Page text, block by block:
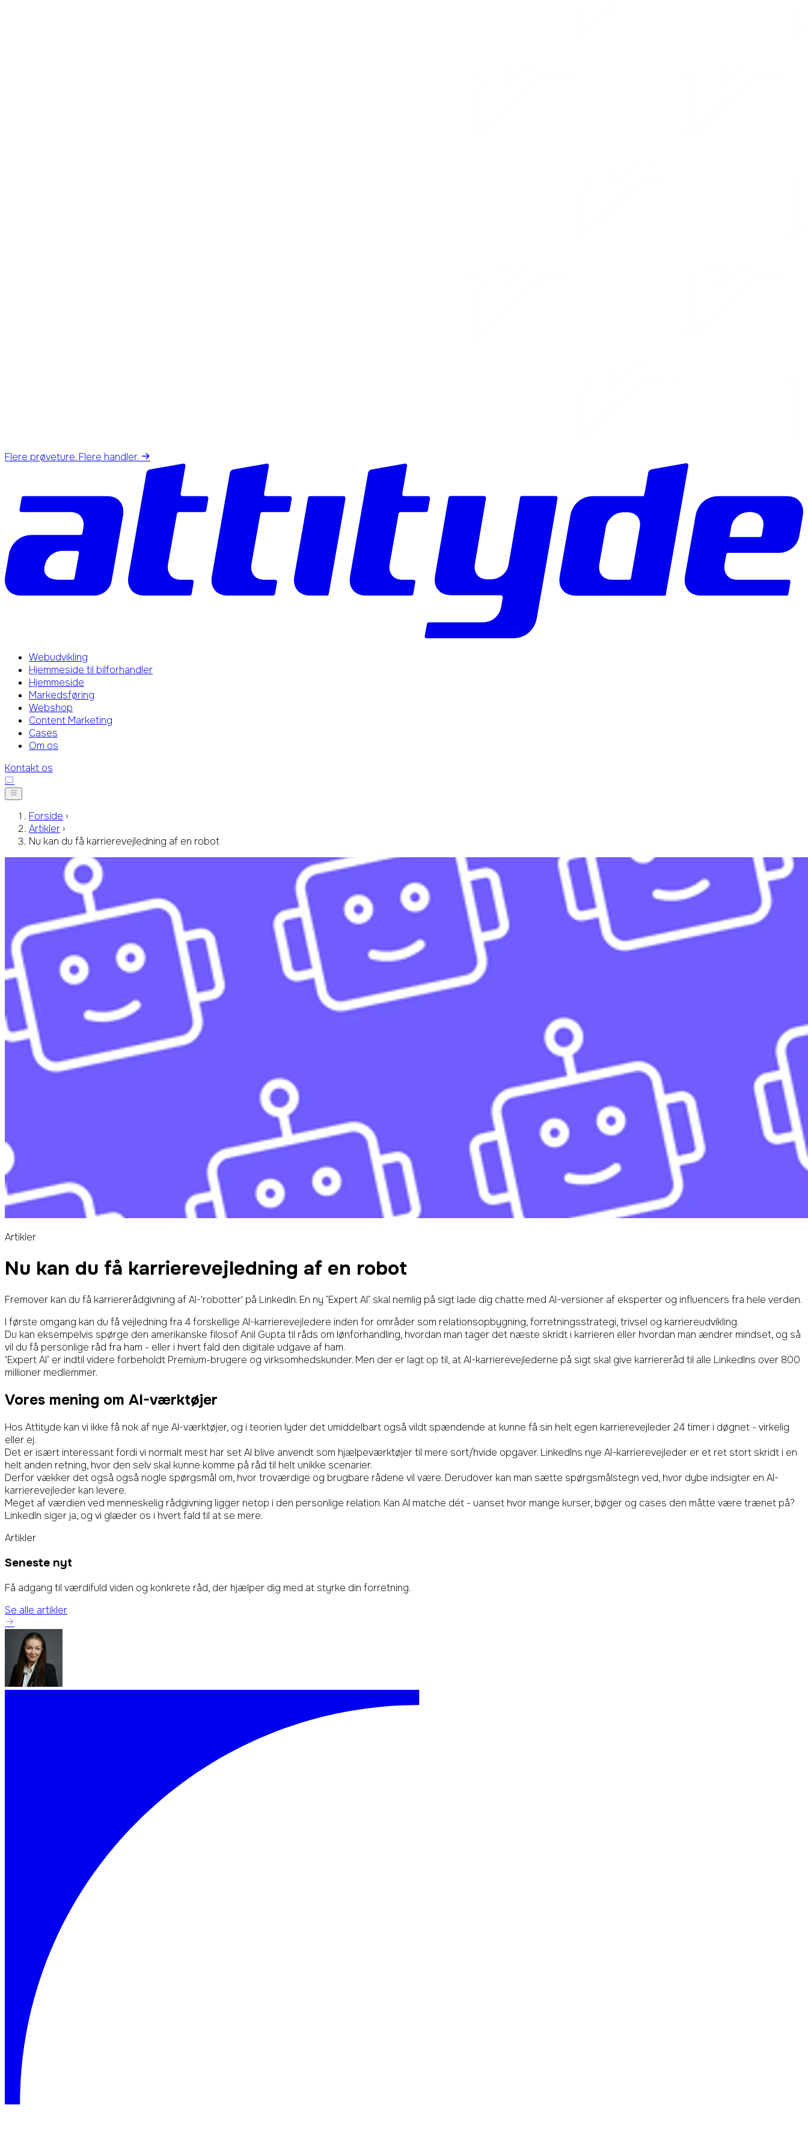
Flere prøveture. Flere handler.
Webudvikling
Hjemmeside til bilforhandler
Hjemmeside
Markedsføring
Webshop
Content Marketing
Cases
Om os
Kontakt os
Forside ›
Artikler ›
Nu kan du få karrierevejledning af en robot
Artikler
Nu kan du få karrierevejledning af en robot
Fremover kan du få karriererådgivning af AI-'robotter' på LinkedIn. En ny ’Expert AI’ skal nemlig på sigt lade dig chatte med AI-versioner af eksperter og influencers fra hele verden.
I første omgang kan du få vejledning fra 4 forskellige AI-karrierevejledere inden for områder som relationsopbygning, forretningsstrategi, trivsel og karriereudvikling.
Du kan eksempelvis spørge den amerikanske filosof Anil Gupta til råds om lønforhandling, hvordan man tager det næste skridt i karrieren eller hvordan man ændrer mindset, og så
vil du få personlige råd fra ham - eller i hvert fald den digitale udgave af ham.
‘Expert AI’ er indtil videre forbeholdt Premium-brugere og virksomhedskunder. Men der er lagt op til, at AI-karrierevejlederne på sigt skal give karriereråd til alle LinkedIns over 800
millioner medlemmer.
Vores mening om AI-værktøjer
Hos Attityde kan vi ikke få nok af nye AI-værktøjer, og i teorien lyder det umiddelbart også vildt spændende at kunne få sin helt egen karrierevejleder 24 timer i døgnet - virkelig
eller ej.
Det er isært interessant fordi vi normalt mest har set AI blive anvendt som hjælpeværktøjer til mere sort/hvide opgaver. LinkedIns nye AI-karrierevejleder er et ret stort skridt i en
helt anden retning, hvor den selv skal kunne komme på råd til helt unikke scenarier.
Derfor vækker det også også nogle spørgsmål om, hvor troværdige og brugbare rådene vil være. Derudover kan man sætte spørgsmålstegn ved, hvor dybe indsigter en AI-
karrierevejleder kan levere.
Meget af værdien ved menneskelig rådgivning ligger netop i den personlige relation. Kan AI matche dét - uanset hvor mange kurser, bøger og cases den måtte være trænet på?
LinkedIn siger ja, og vi glæder os i hvert fald til at se mere.
Artikler
Seneste nyt
Få adgang til værdifuld viden og konkrete råd, der hjælper dig med at styrke din forretning.
Se alle artikler